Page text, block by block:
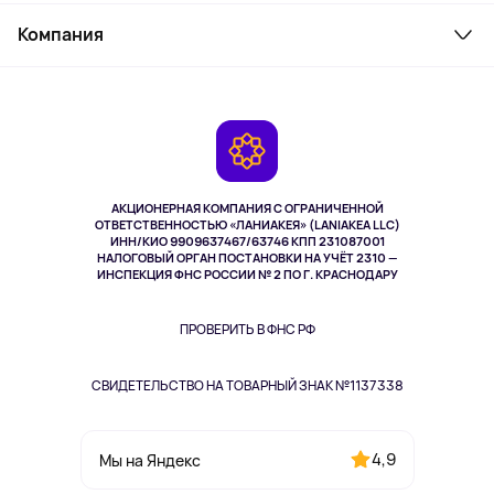
АКЦИОНЕРНАЯ КОМПАНИЯ С ОГРАНИЧЕННОЙ
ОТВЕТСТВЕННОСТЬЮ «ЛАНИАКЕЯ» (LANIAKEA LLC)
ИНН/КИО 9909637467/63746 КПП 231087001
НАЛОГОВЫЙ ОРГАН ПОСТАНОВКИ НА УЧЁТ 2310 —
ИНСПЕКЦИЯ ФНС РОССИИ № 2 ПО Г. КРАСНОДАРУ
ПРОВЕРИТЬ В ФНС РФ
СВИДЕТЕЛЬСТВО НА ТОВАРНЫЙ ЗНАК №1137338
Мы на Яндекс 4,9
Парфюмерия и косметика
Одежда и аксессуары
Как заказать
Компания